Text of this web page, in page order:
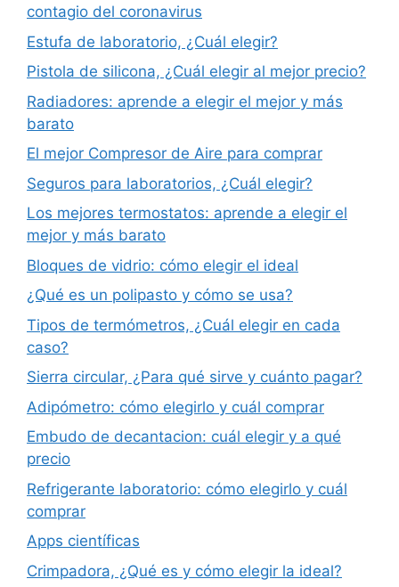
contagio del coronavirus
Estufa de laboratorio, ¿Cuál elegir?
Pistola de silicona, ¿Cuál elegir al mejor precio?
Radiadores: aprende a elegir el mejor y más
barato
El mejor Compresor de Aire para comprar
Seguros para laboratorios, ¿Cuál elegir?
Los mejores termostatos: aprende a elegir el
mejor y más barato
Bloques de vidrio: cómo elegir el ideal
¿Qué es un polipasto y cómo se usa?
Tipos de termómetros, ¿Cuál elegir en cada
caso?
Sierra circular, ¿Para qué sirve y cuánto pagar?
Adipómetro: cómo elegirlo y cuál comprar
Embudo de decantacion: cuál elegir y a qué
precio
Refrigerante laboratorio: cómo elegirlo y cuál
comprar
Apps científicas
Crimpadora, ¿Qué es y cómo elegir la ideal?